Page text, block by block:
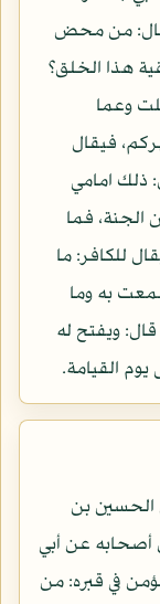
من محض
هذا الخلق؟
وعما
فيقال
ذلك امامي
الجنة، فما
للكافر: ما
به وما
هو، قال: فيقال له: لا دريت ( 13 ) قال: ويفتح له
القيامة.
بن
أصحابه عن أبي
في قبره: من